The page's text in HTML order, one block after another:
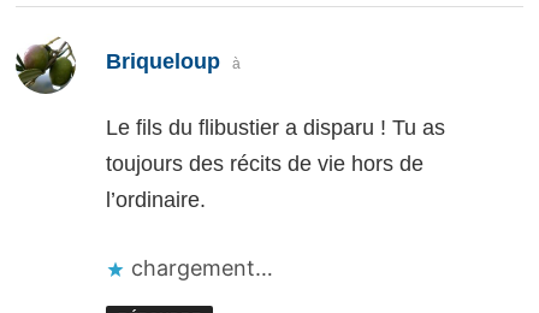
Briqueloup dit :
à
Le fils du flibustier a disparu ! Tu as
toujours des récits de vie hors de
l’ordinaire.
chargement…